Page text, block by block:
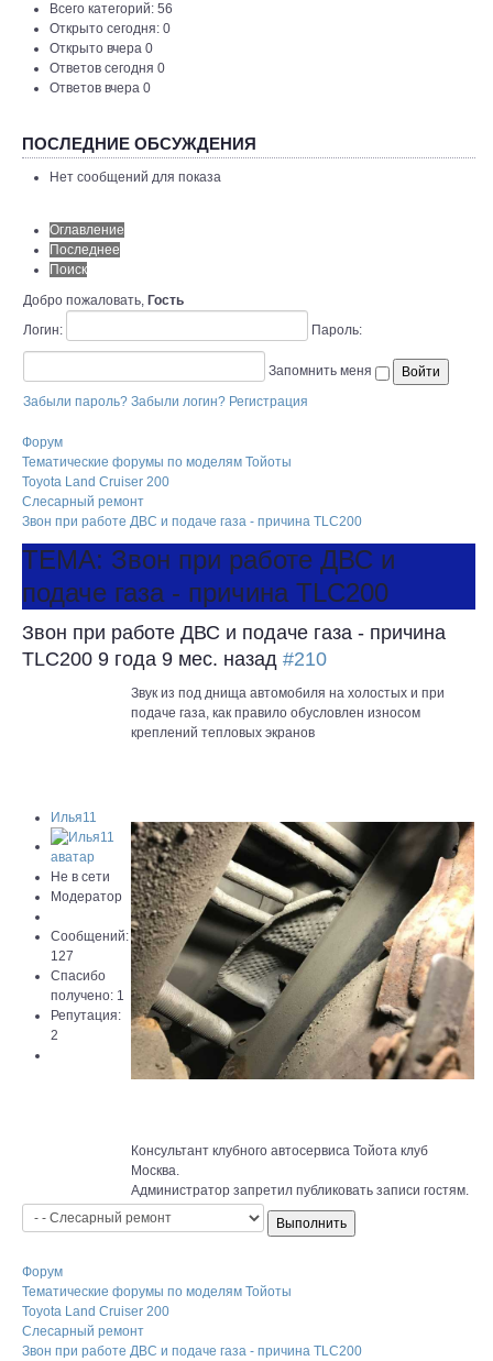
Всего категорий: 56
Открыто сегодня: 0
Открыто вчера 0
Ответов сегодня 0
Ответов вчера 0
ПОСЛЕДНИЕ ОБСУЖДЕНИЯ
Нет сообщений для показа
Оглавление
Последнее
Поиск
Добро пожаловать, Гость
Логин:
Пароль:
Запомнить меня
Забыли пароль? Забыли логин? Регистрация
Форум
Тематические форумы по моделям Тойоты
Toyota Land Cruiser 200
Слесарный ремонт
Звон при работе ДВС и подаче газа - причина TLC200
ТЕМА: Звон при работе ДВС и
подаче газа - причина TLC200
Звон при работе ДВС и подаче газа - причина
TLC200 9 года 9 мес. назад #210
Илья11
Не в сети
Модератор
Сообщений:
127
Спасибо
получено: 1
Репутация:
2
Звук из под днища автомобиля на холостых и при
подаче газа, как правило обусловлен износом
креплений тепловых экранов
Консультант клубного автосервиса Тойота клуб
Москва.
Администратор запретил публиковать записи гостям.
Форум
Тематические форумы по моделям Тойоты
Toyota Land Cruiser 200
Слесарный ремонт
Звон при работе ДВС и подаче газа - причина TLC200